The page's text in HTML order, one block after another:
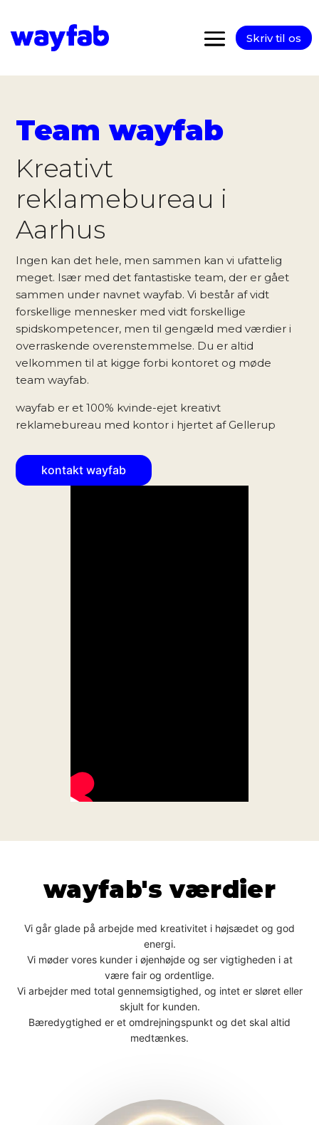
Skriv til os
Team wayfab
Kreativt
reklamebureau i
Aarhus
Ingen kan det hele, men sammen kan vi ufattelig
meget. Især med det fantastiske team, der er gået
sammen under navnet wayfab. Vi består af vidt
forskellige mennesker med vidt forskellige
spidskompetencer, men til gengæld med værdier i
overraskende overenstemmelse. Du er altid
velkommen til at kigge forbi kontoret og møde
team wayfab.
wayfab er et 100% kvinde-ejet kreativt
reklamebureau med kontor i hjertet af Gellerup
kontakt wayfab
wayfab's værdier
Vi går glade på arbejde med kreativitet i højsædet og god
energi.
Vi møder vores kunder i øjenhøjde og ser vigtigheden i at
være fair og ordentlige.
Vi arbejder med total gennemsigtighed, og intet er sløret eller
skjult for kunden.
Bæredygtighed er et omdrejningspunkt og det skal altid
medtænkes.